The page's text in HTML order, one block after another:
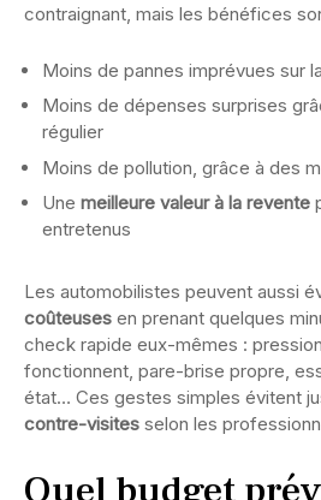
contraignant, mais les bénéfices
Moins de pannes imprévues sur
Moins de dépenses surprises
régulier
Moins de pollution, grâce à des
Une meilleure valeur à la revente
entretenus
Les automobilistes peuvent aussi
coûteuses en prenant quelques
check rapide eux-mêmes :
fonctionnent, pare-brise propre,
état… Ces gestes simples évitent
contre-visites selon les